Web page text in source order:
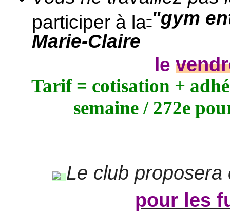
participer à la "gym
Marie-Claire
le
Tarif = cotisation +
semaine / 272e
Le club
pour les